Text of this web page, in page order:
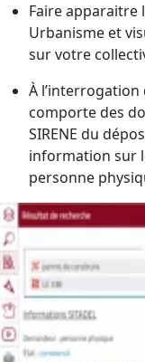
Faire apparaitre
Urbanisme et
sur votre
À l’interrogation
comporte des
SIRENE du
information sur
personne